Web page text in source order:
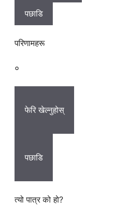
पछाडि
परिणामहरू
०
फेरि खेल्नुहोस्
पछाडि
त्यो पात्र को हो?